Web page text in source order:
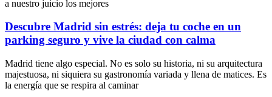
a nuestro juicio los mejores
Descubre Madrid sin estrés: deja tu coche en un
parking seguro y vive la ciudad con calma
Madrid tiene algo especial. No es solo su historia, ni su arquitectura
majestuosa, ni siquiera su gastronomía variada y llena de matices. Es
la energía que se respira al caminar